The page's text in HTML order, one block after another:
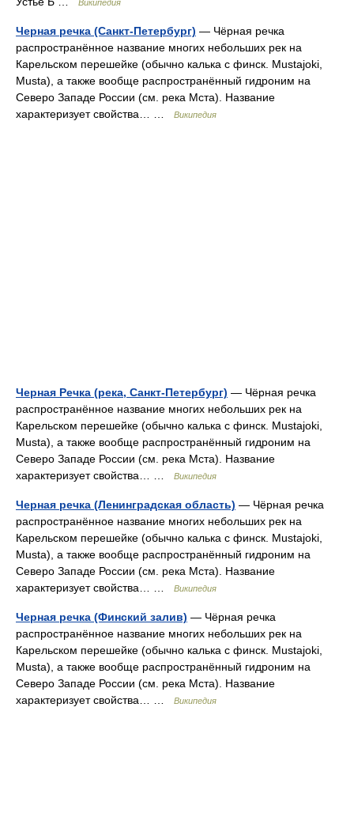
Википедия
Черная речка (Санкт-Петербург) — Чёрная речка
распространённое название многих небольших рек на
Карельском перешейке (обычно калька с финск. Mustajoki,
Musta), а также вообще распространённый гидроним на
Северо Западе России (см. река Мста). Название
характеризует свойства… …
Википедия
Черная Речка (река, Санкт-Петербург) — Чёрная речка
распространённое название многих небольших рек на
Карельском перешейке (обычно калька с финск. Mustajoki,
Musta), а также вообще распространённый гидроним на
Северо Западе России (см. река Мста). Название
характеризует свойства… …
Википедия
Черная речка (Ленинградская область) — Чёрная речка
распространённое название многих небольших рек на
Карельском перешейке (обычно калька с финск. Mustajoki,
Musta), а также вообще распространённый гидроним на
Северо Западе России (см. река Мста). Название
характеризует свойства… …
Википедия
Черная речка (Финский залив) — Чёрная речка
распространённое название многих небольших рек на
Карельском перешейке (обычно калька с финск. Mustajoki,
Musta), а также вообще распространённый гидроним на
Северо Западе России (см. река Мста). Название
характеризует свойства… …
Википедия